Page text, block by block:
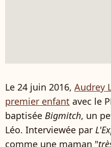
Le 24 juin 2016, Audrey
premier enfant avec le
baptisée Bigmitch, un
Léo. Interviewée par
comme une maman "